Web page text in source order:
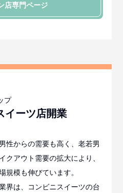
店専門ページ
イーツ店開業
性からの需要も高く、老若男
クアウト需要の拡大により、
規模も伸びています。
界は、コンビニスイーツの台